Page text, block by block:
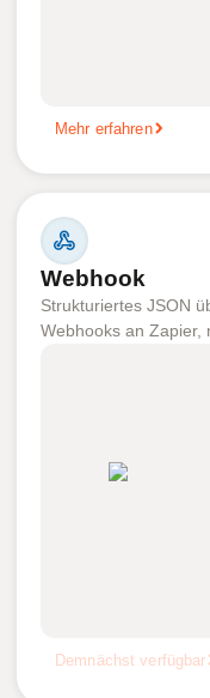
Mehr erfahren
Webhook
Strukturiertes JSON
Webhooks an Zapier,
Demnächst verfügbar